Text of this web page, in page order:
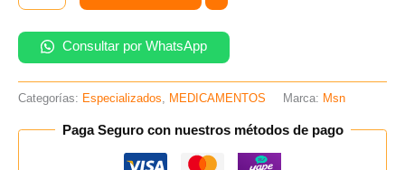
Consultar por WhatsApp
Categorías: Especializados, MEDICAMENTOS Marca: Msn
Paga Seguro con nuestros métodos de pago